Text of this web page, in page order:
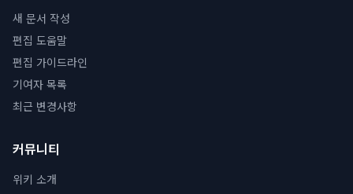
새 문서 작성
편집 도움말
편집 가이드라인
기여자 목록
최근 변경사항
커뮤니티
위키 소개